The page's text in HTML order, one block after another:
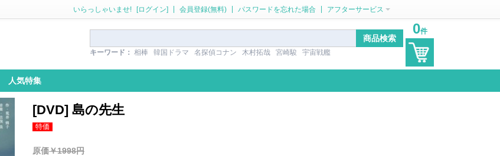
いらっしゃいませ! [ログイン] 会員登録(無料) パスワードを忘れた場合 アフターサービス
キーワード： 相棒 韓国ドラマ 名探偵コナン 木村拓哉 宮崎駿 宇宙戦艦
人気特集
0件
[DVD] 島の先生
特価
原価￥1998円